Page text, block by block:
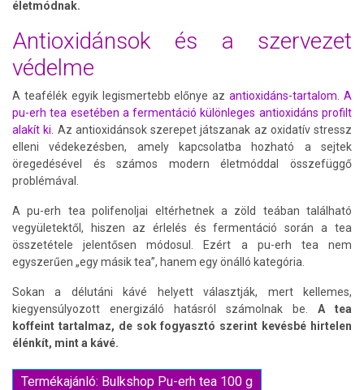
életmódnak.
Antioxidánsok és a szervezet
védelme
A teafélék egyik legismertebb előnye azantioxidáns-tartalom. A
pu-erh tea esetében a fermentáció különleges antioxidáns profilt
alakít ki. Az antioxidánsok szerepet játszanak az oxidatív stressz
elleni védekezésben, amely kapcsolatba hozható a sejtek
öregedésével és számos modern életmóddal összefüggő
problémával.
A pu-erh tea polifenoljai eltérhetnek a zöld teában található
vegyületektől, hiszen az érlelés és fermentáció során a tea
összetétele jelentősen módosul. Ezért a pu-erh tea nem
egyszerűen „egy másik tea”, hanem egy önálló kategória.
Sokan a délutáni kávé helyett választják, mert kellemes,
kiegyensúlyozott energizáló hatásról számolnak be. A tea
koffeint tartalmaz, de sok fogyasztó szerint kevésbé hirtelen
élénkít, mint a kávé.
Termékajánló: Bulkshop Pu-erh tea 100 g